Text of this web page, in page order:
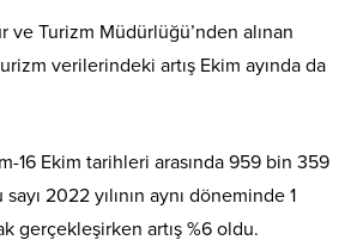
Turizm Müdürlüğü’nden alınan
verilerindeki artış Ekim ayında da
16 Ekim tarihleri arasında 959 bin 359
2022 yılının aynı döneminde 1
gerçekleşirken artış %6 oldu.